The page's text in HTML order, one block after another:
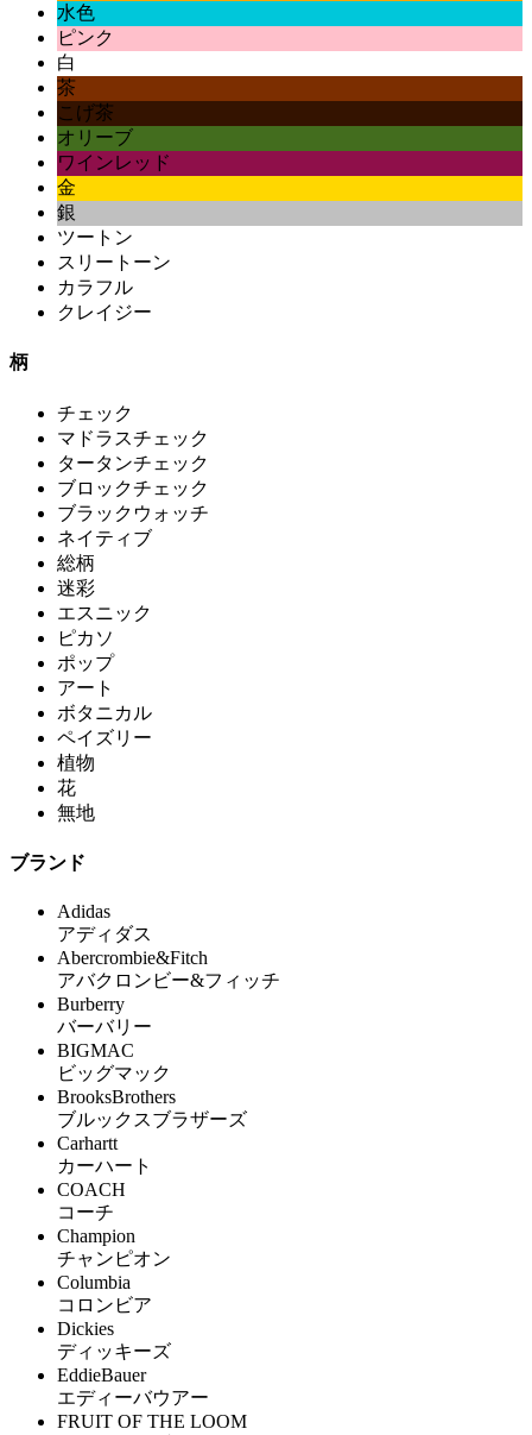
水色
ピンク
白
茶
こげ茶
オリーブ
ワインレッド
金
銀
ツートン
スリートーン
カラフル
クレイジー
柄
チェック
マドラスチェック
タータンチェック
ブロックチェック
ブラックウォッチ
ネイティブ
総柄
迷彩
エスニック
ピカソ
ポップ
アート
ボタニカル
ペイズリー
植物
花
無地
ブランド
Adidas
アディダス
Abercrombie&Fitch
アバクロンビー&フィッチ
Burberry
バーバリー
BIGMAC
ビッグマック
BrooksBrothers
ブルックスブラザーズ
Carhartt
カーハート
COACH
コーチ
Champion
チャンピオン
Columbia
コロンビア
Dickies
ディッキーズ
EddieBauer
エディーバウアー
FRUIT OF THE LOOM